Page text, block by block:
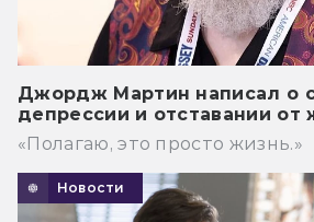
Джордж Мартин написал о
депрессии и отставании от
«Полагаю, это просто жизнь.»
Новости